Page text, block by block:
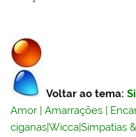
Voltar ao tema:
Amor |Amarrações
ciganas|Wicca|Simpatias